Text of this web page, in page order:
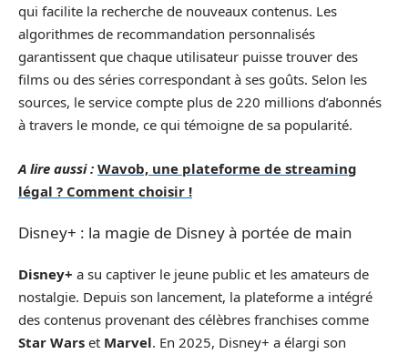
qui facilite la recherche de nouveaux contenus. Les
algorithmes de recommandation personnalisés
garantissent que chaque utilisateur puisse trouver des
films ou des séries correspondant à ses goûts. Selon les
sources, le service compte plus de 220 millions d’abonnés
à travers le monde, ce qui témoigne de sa popularité.
A lire aussi : Wavob, une plateforme de streaming
légal ? Comment choisir !
Disney+ : la magie de Disney à portée de main
Disney+ a su captiver le jeune public et les amateurs de
nostalgie. Depuis son lancement, la plateforme a intégré
des contenus provenant des célèbres franchises comme
Star Wars et Marvel. En 2025, Disney+ a élargi son